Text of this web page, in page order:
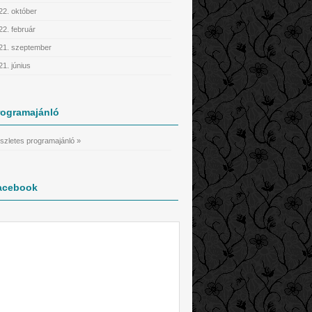
október
február
szeptember
június
programajánló »